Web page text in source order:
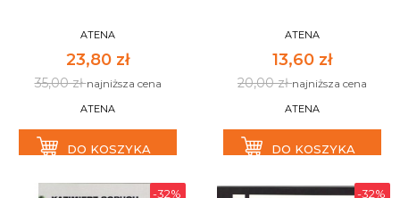
ATENA
23,80 zł
35,00 złnajniższa cena
ATENA
DO KOSZYKA
ATENA
13,60 zł
20,00 złnajniższa cena
ATENA
DO KOSZYKA
-32% -32%